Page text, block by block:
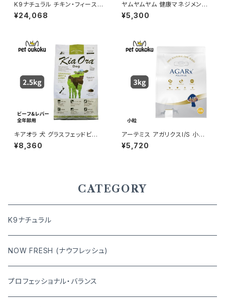
K9ナチュラル チキン・フィースト
1.8kg
¥24,068
ヤムヤムヤム 健康マネジメント
腎臓 1.3kg yum yum yum !
4571245859259
¥5,300
キアオラ 犬 グラスフェッドビー
フ＆レバー 2.5kg
¥8,360
アーテミス アガリクスI/S 小粒
3kg 8133690054908
¥5,720
CATEGORY
K9ナチュラル
NOW FRESH (ナウフレッシュ)
プロフェッショナル・バランス